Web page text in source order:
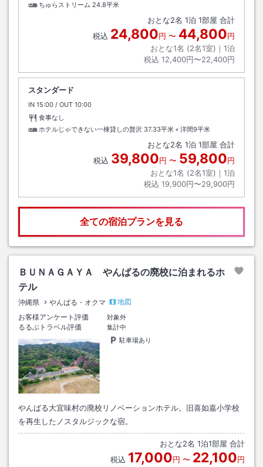
ちゅらストリーム 24.8平米
おとな2名 1泊 1部屋 合計
税込 24,800円 〜 44,800円
おとな1名 (2名1室)｜ 1泊
税込 12,400円〜22,400円
スタンダード
IN チェックイン
15:00 / OUT チェックアウト
10:00
食事なし
ホテルじゃできない一棟貸しの贅沢 37.33平米＋洋間9平米
おとな2名 1泊 1部屋 合計
税込 39,800円 〜 59,800円
おとな1名 (2名1室)｜ 1泊
税込 19,900円〜29,900円
全ての宿泊プランを見る
ＢＵＮＡＧＡＹＡ やんばるの廃校に泊まれるホ
テル
沖縄県 やんばる・オクマ
地図
お客様アンケート評価
対象外
るるぶトラベル評価
集計中
駐車場あり
やんばる大宜味村の廃校リノベーションホテル。旧喜如嘉小学校
を再生したノスタルジックな宿。
おとな2名 1泊1部屋 合計
税込 17,000円 〜 22,100円